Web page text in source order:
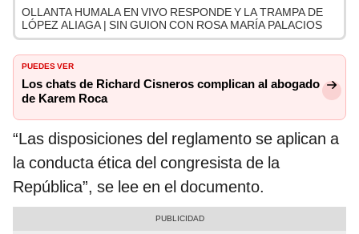
OLLANTA HUMALA EN VIVO RESPONDE Y LA TRAMPA DE
LÓPEZ ALIAGA | SIN GUION CON ROSA MARÍA PALACIOS
PUEDES VER
Los chats de Richard Cisneros complican al abogado
de Karem Roca
“Las disposiciones del reglamento se aplican a
la conducta ética del congresista de la
República”, se lee en el documento.